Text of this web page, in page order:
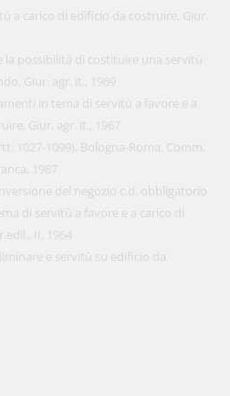
a carico di edificio da costruire, Giur.
la possibilità di costituire una servitù
Giur. agr. it., 1969
in tema di servitù a favore e a
Giur. agr. it., 1967
1027-1099), Bologna-Roma, Comm.
1987
del negozio c.d. obbligatorio
di servitù a favore e a carico di
II, 1964
e servitù su edificio da